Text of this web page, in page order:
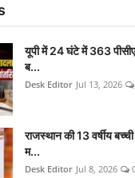
यूपी में 24 घंटे में 363
ब...
Desk Editor Jul 13, 2026
राजस्थान की 13 वर्षीय
म...
Desk Editor Jul 8, 2026